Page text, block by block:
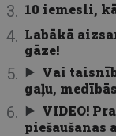
10 iemesli,
Labākā
gāze!
Vai
gaļu,
VIDEO!
piešaušanas